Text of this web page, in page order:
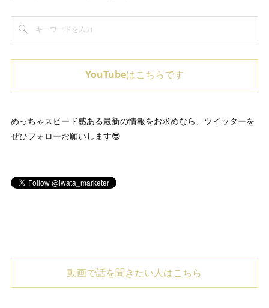
YouTubeはこちらです
めっちゃスピード感ある最新の情報をお求めなら、ツイッターを
ぜひフォローお願いします😎
動画で話を聞きたい人はこちら